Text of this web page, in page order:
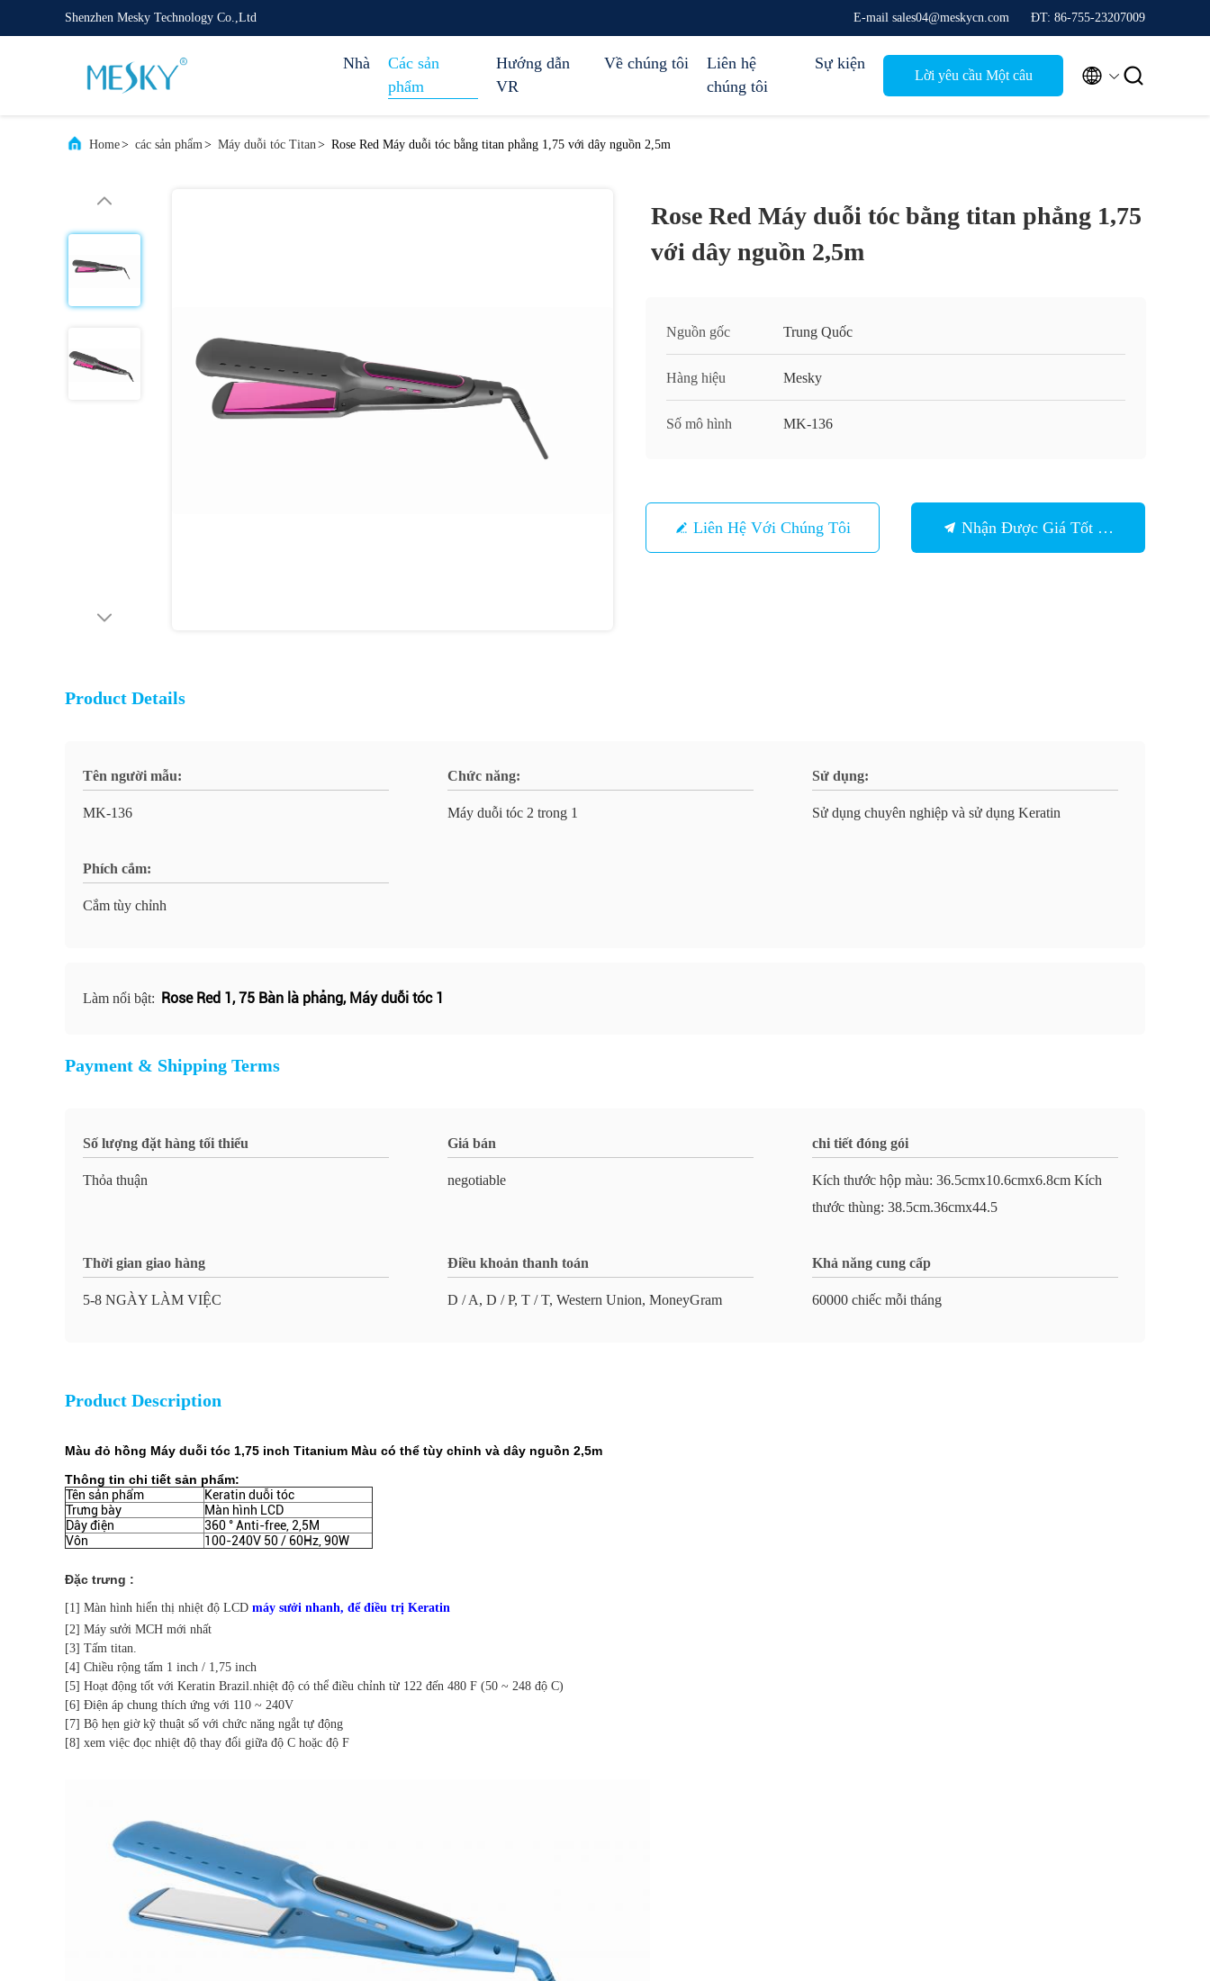
Shenzhen Mesky Technology Co.,Ltd E-mail sales04@meskycn.com ĐT: 86-755-23207009
Nhà
Các sản
phẩm
Hướng dẫn
VR
Về chúng tôi
Liên hệ
chúng tôi
Sự kiện
Lời yêu cầu Một câu  
Home> các sản phẩm> Máy duỗi tóc Titan> Rose Red Máy duỗi tóc bằng titan phẳng 1,75 với dây nguồn 2,5m
Rose Red Máy duỗi tóc bằng titan phẳng 1,75
với dây nguồn 2,5m
Nguồn gốc Trung Quốc
Hàng hiệu Mesky
Số mô hình MK-136
Liên Hệ Với Chúng Tôi Nhận Được Giá Tốt Nhất
Product Details
Tên người mẫu:
MK-136
Chức năng:
Máy duỗi tóc 2 trong 1
Sử dụng:
Sử dụng chuyên nghiệp và sử dụng Keratin
Phích cắm:
Cắm tùy chỉnh
Làm nổi bật: Rose Red 1,75 Bàn là phẳng, Máy duỗi tóc 1
Payment & Shipping Terms
Số lượng đặt hàng tối thiểu
Thỏa thuận
Giá bán
negotiable
chi tiết đóng gói
Kích thước hộp màu: 36.5cmx10.6cmx6.8cm Kích
thước thùng: 38.5cm.36cmx44.5
Thời gian giao hàng
5-8 NGÀY LÀM VIỆC
Điều khoản thanh toán
D / A, D / P, T / T, Western Union, MoneyGram
Khả năng cung cấp
60000 chiếc mỗi tháng
Product Description
Màu đỏ hồng Máy duỗi tóc 1,75 inch Titanium Màu có thể tùy chỉnh và dây nguồn 2,5m
Thông tin chi tiết sản phẩm:
Tên sản phẩm
Keratin duỗi tóc
Trưng bày
Màn hình LCD
Dây điện
360 ° Anti-free, 2,5M
Vôn
100-240V 50 / 60Hz, 90W
Đặc trưng :
[1] Màn hình hiển thị nhiệt độ LCD máy sưởi nhanh, để điều trị Keratin
[2] Máy sưởi MCH mới nhất
[3] Tấm titan.
[4] Chiều rộng tấm 1 inch / 1,75 inch
[5] Hoạt động tốt với Keratin Brazil.nhiệt độ có thể điều chỉnh từ 122 đến 480 F (50 ~ 248 độ C)
[6] Điện áp chung thích ứng với 110 ~ 240V
[7] Bộ hẹn giờ kỹ thuật số với chức năng ngắt tự động
[8] xem việc đọc nhiệt độ thay đổi giữa độ C hoặc độ F